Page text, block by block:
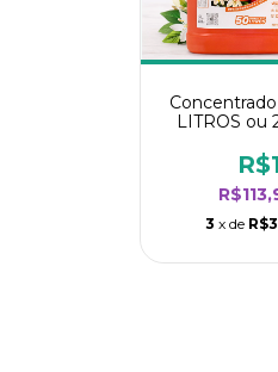
LITROS ou
- Flor
3 x de